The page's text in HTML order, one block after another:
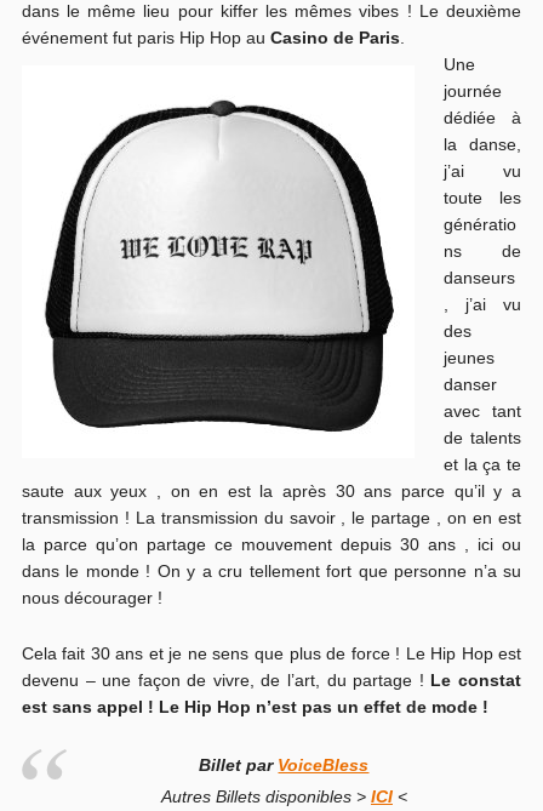
dans le même lieu pour kiffer les mêmes vibes ! Le deuxième
événement fut paris Hip Hop au Casino de Paris.
Une
journée
dédiée à
la danse,
j’ai vu
toute les
génératio
ns de
danseurs
, j’ai vu
des
jeunes
danser
avec tant
de talents
et la ça te
saute aux yeux , on en est la après 30 ans parce qu’il y a
transmission ! La transmission du savoir , le partage , on en est
la parce qu’on partage ce mouvement depuis 30 ans , ici ou
dans le monde ! On y a cru tellement fort que personne n’a su
nous décourager !
Cela fait 30 ans et je ne sens que plus de force ! Le Hip Hop est
devenu – une façon de vivre, de l’art, du partage ! Le constat
est sans appel ! Le Hip Hop n’est pas un effet de mode !
Billet par VoiceBless
Autres Billets disponibles > ICI<